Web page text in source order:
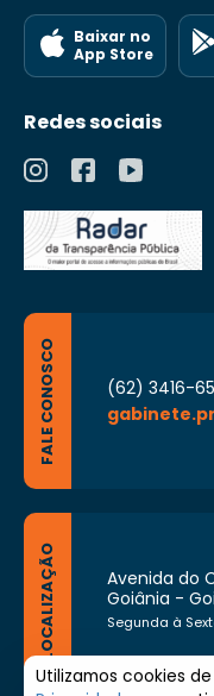
Baixar no
App Store
Redes sociais
FALE CONOSCO
(62) 3416-
LOCALIZAÇÃO
Avenida do
Goiânia -
Segunda à
Utilizamos cookies